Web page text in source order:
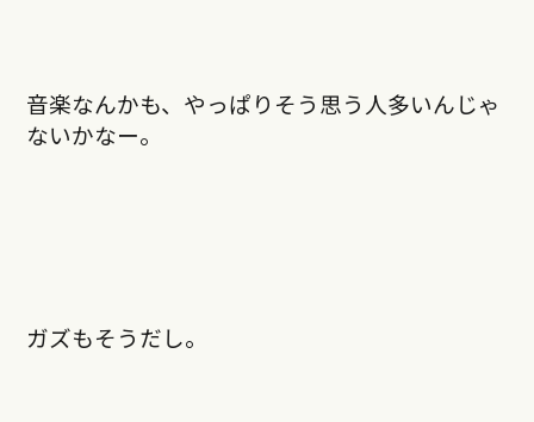
音楽なんかも、やっぱりそう思う人多いんじゃ
ないかなー。
ガズもそうだし。